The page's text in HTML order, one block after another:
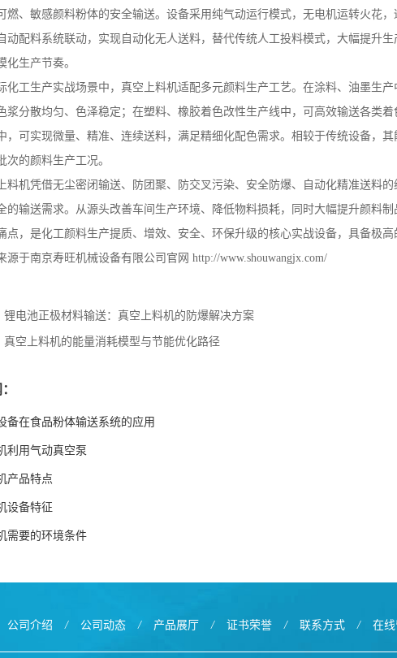
燃、敏感颜料粉体的安全输送。设备采用纯气动运行模式，无电机运转火花
动配料系统联动，实现自动化无人送料，替代传统人工投料模式，大幅提升
化生产节奏。
化工生产实战场景中，真空上料机适配多元颜料生产工艺。在涂料、油墨生
浆分散均匀、色泽稳定；在塑料、橡胶着色改性生产线中，可高效输送各类
，可实现微量、精准、连续送料，满足精细化配色需求。相较于传统设备，
次的颜料生产工况。
料机凭借无尘密闭输送、防团聚、防交叉污染、安全防爆、自动化精准送料
的输送需求。从源头改善车间生产环境、降低物料损耗，同时大幅提升颜料
点，是化工颜料生产提质、增效、安全、环保升级的核心实战设备，具备极高
源于南京寿旺机械设备有限公司官网 http://www.shouwangjx.com/
锂电池正极材料输送：真空上料机的防爆解决方案
真空上料机的能量消耗模型与节能优化路径
备在食品粉体输送系统的应用
利用气动真空泵
产品特点
设备特征
需要的环境条件
公司介绍 / 公司动态 / 产品展厅 / 证书荣誉 / 联系方式 / 在